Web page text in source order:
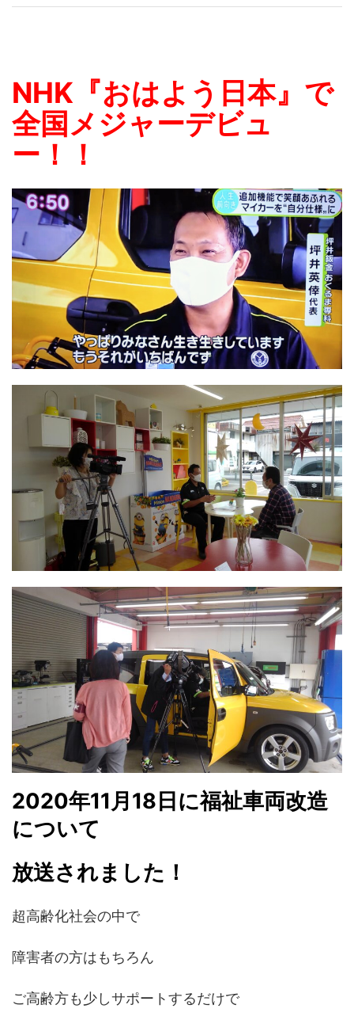
NHK『おはよう日本』で
全国メジャーデビュ
ー！！
2020年11月18日に福祉車両改造
について
放送されました！
超高齢化社会の中で
障害者の方はもちろん
ご高齢方も少しサポートするだけで